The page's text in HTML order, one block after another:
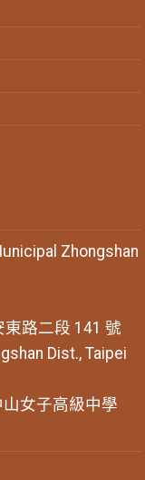
Zhongshan
路二段 141 號
Dist., Taipei
女子高級中學